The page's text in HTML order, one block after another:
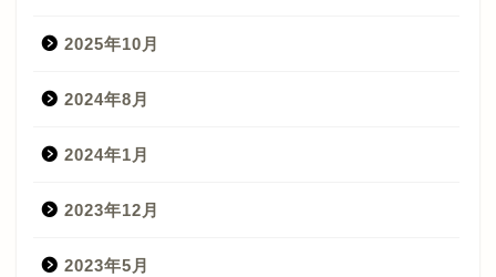
2025年10月
2024年8月
2024年1月
2023年12月
2023年5月